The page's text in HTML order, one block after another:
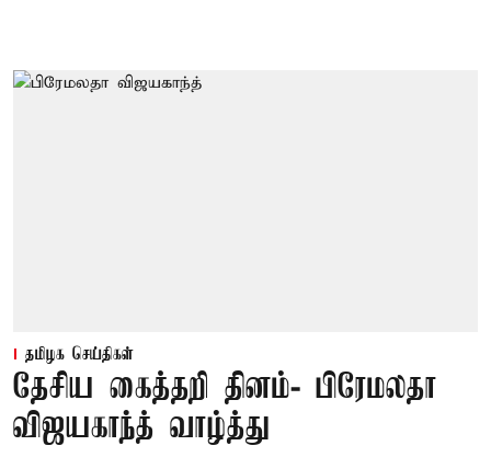
தமிழக செய்திகள்
தேசிய கைத்தறி தினம்- பிரேமலதா
விஜயகாந்த் வாழ்த்து